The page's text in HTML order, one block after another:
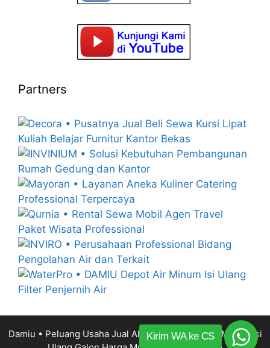
Partners
Damiu • Peluang Usaha Jual Alat Mesin Depot Air Minum Isi
Kirim WA ke CS